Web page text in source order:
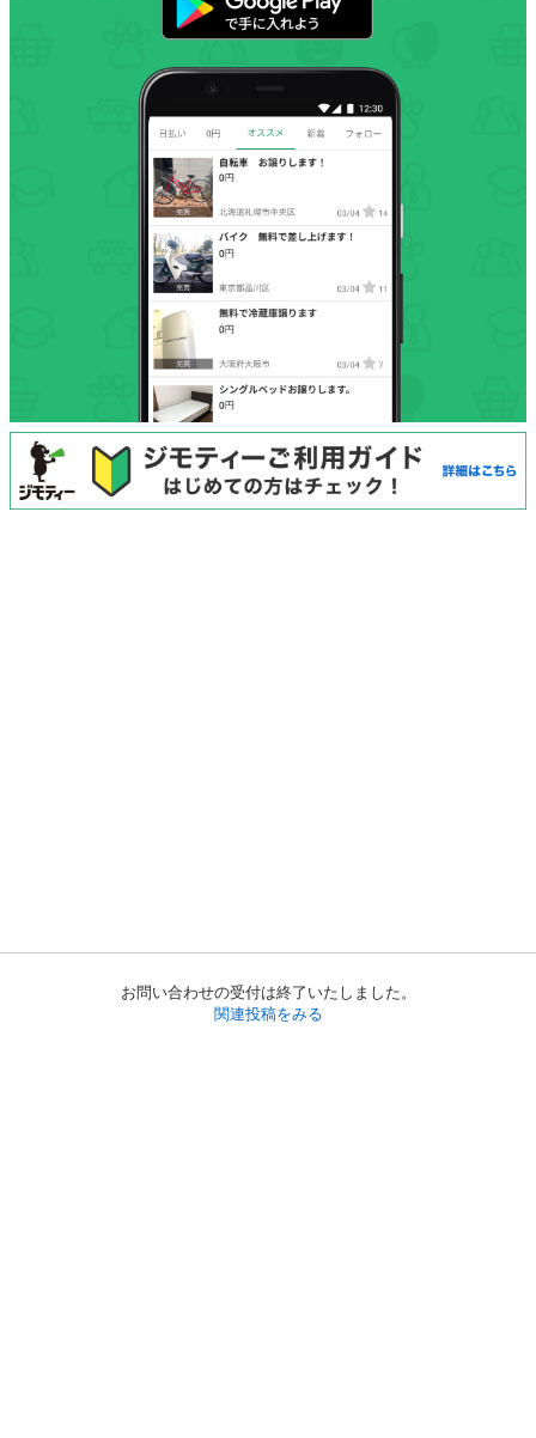
お問い合わせの受付は終了いたしました。
関連投稿をみる